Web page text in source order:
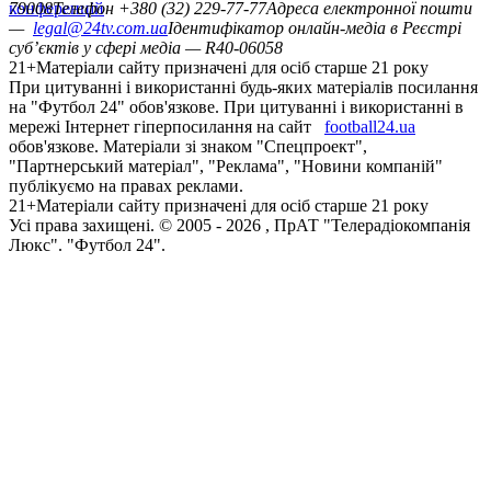
конференцій
79008Телефон +380 (32) 229-77-77Адреса електронної пошти
— legal@24tv.com.uaІдентифікатор онлайн-медіа в Реєстрі
суб’єктів у сфері медіа — R40-06058
21+Матеріали сайту призначені для осіб старше 21 року
При цитуванні і використанні будь-яких матеріалів посилання
на "Футбол 24" обов'язкове. При цитуванні і використанні в
мережі Інтернет гіперпосилання на сайт
football24.ua
обов'язкове. Матеріали зі знаком "Спецпроект",
"Партнерський матеріал", "Реклама", "Новини компаній"
публікуємо на правах реклами.
21+Матеріали сайту призначені для осіб старше 21 року
Усi права захищенi. © 2005 - 2026 , ПрАТ "Телерадіокомпанія
Люкс". "Футбол 24".